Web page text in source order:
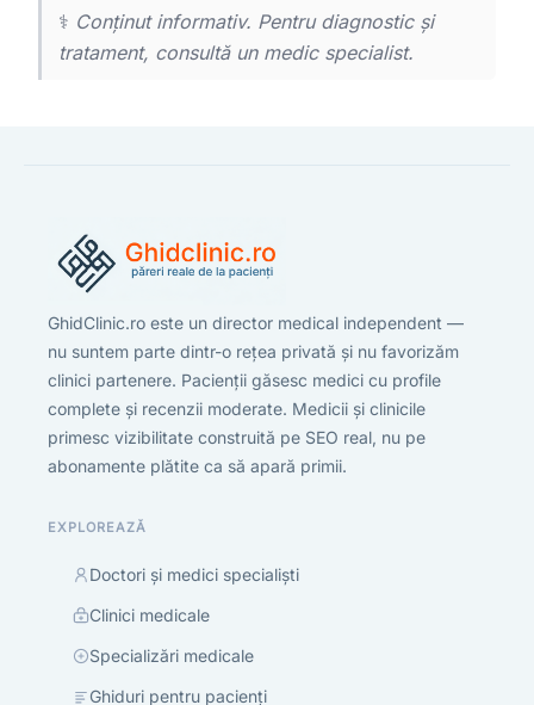
⚕️ Conținut informativ. Pentru diagnostic și
tratament, consultă un medic specialist.
GhidClinic.ro este un director medical independent —
nu suntem parte dintr-o rețea privată și nu favorizăm
clinici partenere. Pacienții găsesc medici cu profile
complete și recenzii moderate. Medicii și clinicile
primesc vizibilitate construită pe SEO real, nu pe
abonamente plătite ca să apară primii.
EXPLOREAZĂ
Doctori și medici specialiști
Clinici medicale
Specializări medicale
Ghiduri pentru pacienți